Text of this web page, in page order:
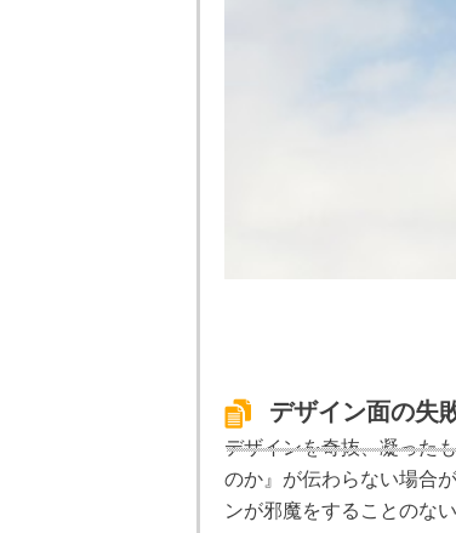
デザイン面の失
デザインを奇抜、凝った
のか』が伝わらない場合
ンが邪魔をすることのな